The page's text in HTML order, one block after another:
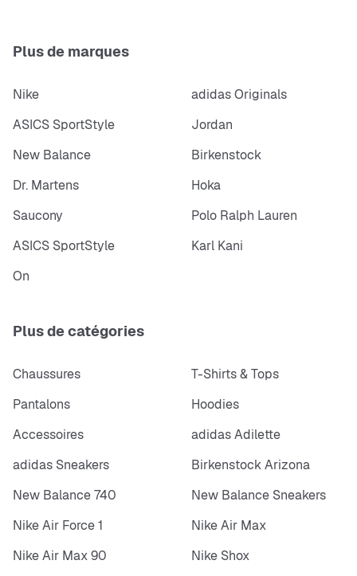
Plus de marques
Nike
adidas Originals
ASICS SportStyle
Jordan
New Balance
Birkenstock
Dr. Martens
Hoka
Saucony
Polo Ralph Lauren
ASICS SportStyle
Karl Kani
On
Plus de catégories
Chaussures
T-Shirts & Tops
Pantalons
Hoodies
Accessoires
adidas Adilette
adidas Sneakers
Birkenstock Arizona
New Balance 740
New Balance Sneakers
Nike Air Force 1
Nike Air Max
Nike Air Max 90
Nike Shox